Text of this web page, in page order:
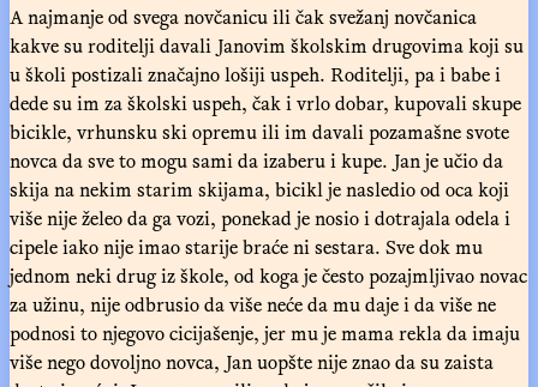
A najmanje od svega novčanicu ili čak svežanj novčanica
kakve su roditelji davali Janovim školskim drugovima koji su
u školi postizali značajno lošiji uspeh. Roditelji, pa i babe i
dede su im za školski uspeh, čak i vrlo dobar, kupovali skupe
bicikle, vrhunsku ski opremu ili im davali pozamašne svote
novca da sve to mogu sami da izaberu i kupe. Jan je učio da
skija na nekim starim skijama, bicikl je nasledio od oca koji
više nije želeo da ga vozi, ponekad je nosio i dotrajala odela i
cipele iako nije imao starije braće ni sestara. Sve dok mu
jednom neki drug iz škole, od koga je često pozajmljivao novac
za užinu, nije odbrusio da više neće da mu daje i da više ne
podnosi to njegovo cicijašenje, jer mu je mama rekla da imaju
više nego dovoljno novca, Jan uopšte nije znao da su zaista